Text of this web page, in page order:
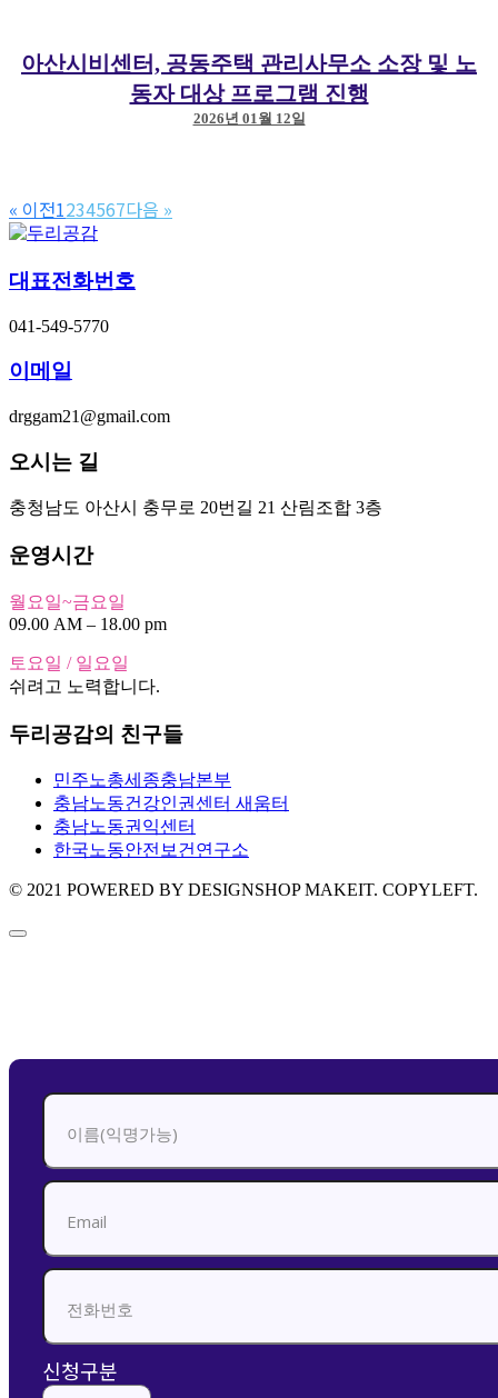
아산시비센터, 공동주택 관리사무소 소장 및 노
동자 대상 프로그램 진행
2026년 01월 12일
« 이전1234567다음 »
대표전화번호
041-549-5770
이메일
drggam21@gmail.com
오시는 길
충청남도 아산시 충무로 20번길 21 산림조합 3층
운영시간
월요일~금요일
09.00 AM – 18.00 pm
토요일 / 일요일
쉬려고 노력합니다.
두리공감의 친구들
민주노총세종충남본부
충남노동건강인권센터 새움터
충남노동권익센터
한국노동안전보건연구소
© 2021 POWERED BY DESIGNSHOP MAKEIT. COPYLEFT.
신청구분